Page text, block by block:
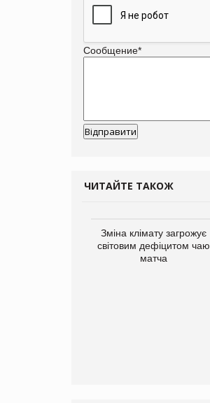
Сообщение*
ЧИТАЙТЕ ТАКОЖ
Зміна клімату загрожує
світовим дефіцитом чаю
матча